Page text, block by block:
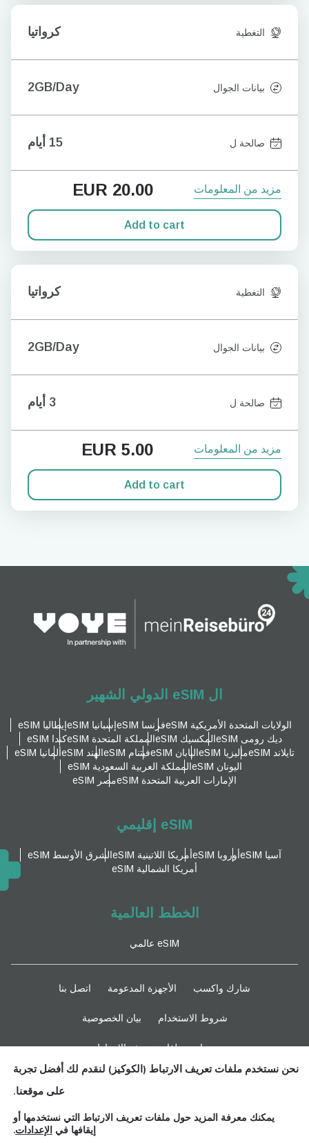
التغطية كرواتيا
بيانات الجوال 2GB/Day
صالحة ل 15 أيام
مزيد من المعلومات EUR 20.00
Add to cart
التغطية كرواتيا
بيانات الجوال 2GB/Day
صالحة ل 3 أيام
مزيد من المعلومات EUR 5.00
Add to cart
ال eSIM الدولي الشهير
الولايات المتحدة الأمريكية eSIM فرنسا eSIM إسبانيا eSIM
إيطاليا eSIM
ديك رومى eSIM
المكسيك eSIM المملكة المتحدة eSIM
كندا eSIM
تايلاند eSIM
ماليزيا eSIM اليابان eSIM فيتنام eSIM الهند eSIM
ألمانيا eSIM
اليونان eSIM
المملكة العربية السعودية eSIM
الإمارات العربية المتحدة eSIM
مصر eSIM
eSIM إقليمي
آسيا eSIM أوروبا eSIM أمريكا اللاتينية eSIM
الشرق الأوسط eSIM
أمريكا الشمالية eSIM
الخطط العالمية
eSIM عالمي
شارك واكسب الأجهزة المدعومة اتصل بنا
شروط الاستخدام بيان الخصوصية
سياسة ملفات تعريف الارتباط
نحن نستخدم ملفات تعريف الارتباط (الكوكيز) لنقدم لك أفضل تجربة
على موقعنا.
يمكنك معرفة المزيد حول ملفات تعريف الارتباط التي نستخدمها أو
إيقافها في الإعدادات.